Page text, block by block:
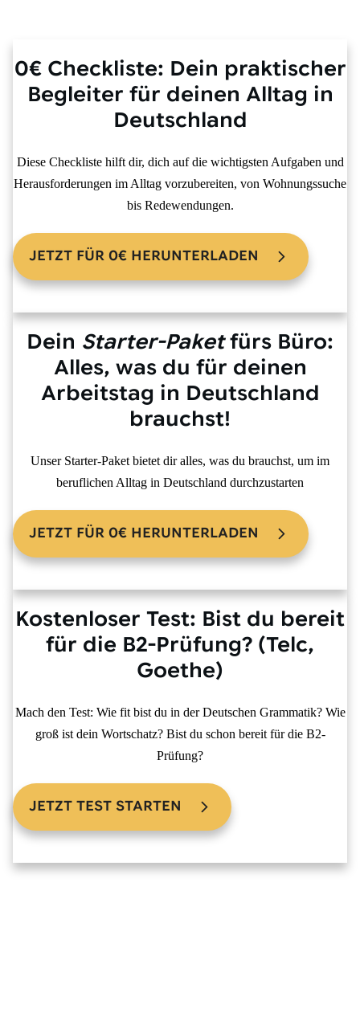
0€ Checkliste: Dein praktischer
Begleiter für deinen Alltag in
Deutschland
Diese Checkliste hilft dir, dich auf die wichtigsten Aufgaben und
Herausforderungen im Alltag vorzubereiten, von Wohnungssuche
bis Redewendungen.
JETZT FÜR 0€ HERUNTERLADEN
Dein Starter-Paketfürs Büro:
Alles, was du für deinen
Arbeitstag in Deutschland
brauchst!
Unser Starter-Paket bietet dir alles, was du brauchst, um im
beruflichen Alltag in Deutschland durchzustarten
JETZT FÜR 0€ HERUNTERLADEN
Kostenloser Test: Bist du bereit
für die B2-Prüfung? (Telc,
Goethe)
Mach den Test: Wie fit bist du in der Deutschen Grammatik? Wie
groß ist dein Wortschatz? Bist du schon bereit für die B2-
Prüfung?
JETZT TEST STARTEN